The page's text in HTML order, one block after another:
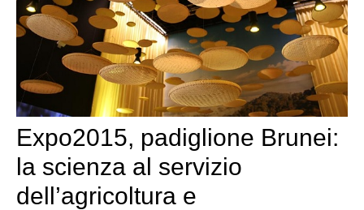
Expo2015, padiglione Brunei:
la scienza al servizio
dell’agricoltura e